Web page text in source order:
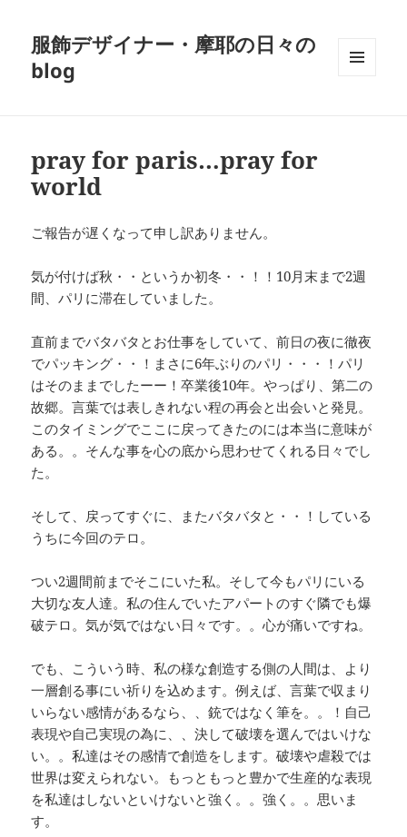
服飾デザイナー・摩耶の日々の
blog
pray for paris…pray for
world
ご報告が遅くなって申し訳ありません。
気が付けば秋・・というか初冬・・！！10月末まで2週
間、パリに滞在していました。
直前までバタバタとお仕事をしていて、前日の夜に徹夜
でパッキング・・！まさに6年ぶりのパリ・・・！パリ
はそのままでしたーー！卒業後10年。やっぱり、第二の
故郷。言葉では表しきれない程の再会と出会いと発見。
このタイミングでここに戻ってきたのには本当に意味が
ある。。そんな事を心の底から思わせてくれる日々でし
た。
そして、戻ってすぐに、またバタバタと・・！している
うちに今回のテロ。
つい2週間前までそこにいた私。そして今もパリにいる
大切な友人達。私の住んでいたアパートのすぐ隣でも爆
破テロ。気が気ではない日々です。。心が痛いですね。
でも、こういう時、私の様な創造する側の人間は、より
一層創る事にい祈りを込めます。例えば、言葉で収まり
いらない感情があるなら、、銃ではなく筆を。。！自己
表現や自己実現の為に、、決して破壊を選んではいけな
い。。私達はその感情で創造をします。破壊や虐殺では
世界は変えられない。もっともっと豊かで生産的な表現
を私達はしないといけないと強く。。強く。。思いま
す。